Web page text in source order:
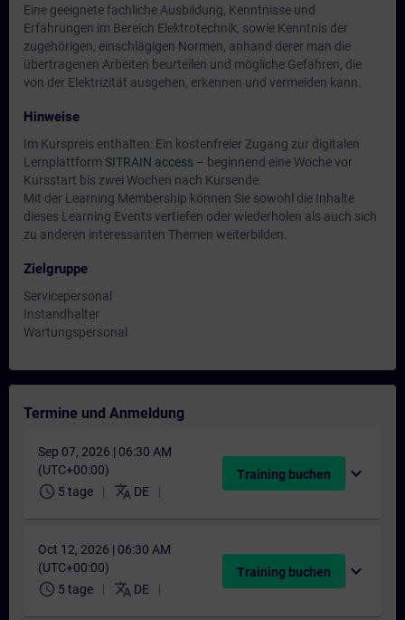
Eine geeignete fachliche Ausbildung, Kenntnisse und
Erfahrungen im Bereich Elektrotechnik, sowie Kenntnis der
zugehörigen, einschlägigen Normen, anhand derer man die
übertragenen Arbeiten beurteilen und mögliche Gefahren, die
von der Elektrizität ausgehen, erkennen und vermeiden kann.
Hinweise
Im Kurspreis enthalten: Ein kostenfreier Zugang zur digitalen
Lernplattform SITRAIN access – beginnend eine Woche vor
Kursstart bis zwei Wochen nach Kursende.
Mit der Learning Membership können Sie sowohl die Inhalte
dieses Learning Events vertiefen oder wiederholen als auch sich
zu anderen interessanten Themen weiterbilden.
Zielgruppe
Servicepersonal
Instandhalter
Wartungspersonal
Termine und Anmeldung
Sep 07, 2026 | 06:30 AM
(UTC+00:00)
schedule 5 tage translate DE
Training buchen expand_more
Oct 12, 2026 | 06:30 AM
(UTC+00:00)
schedule 5 tage translate DE
Training buchen expand_more